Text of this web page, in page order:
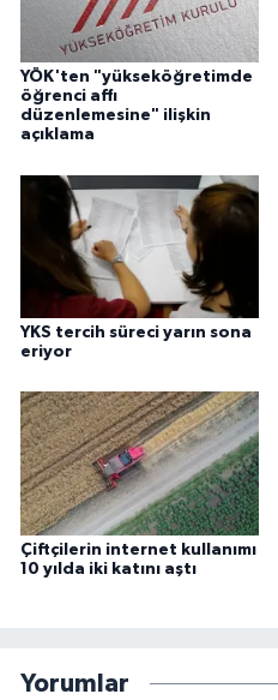
YÖK'ten "yükseköğretimde
öğrenci affı
düzenlemesine" ilişkin
açıklama
YKS tercih süreci yarın sona
eriyor
Çiftçilerin internet kullanımı
10 yılda iki katını aştı
Yorumlar